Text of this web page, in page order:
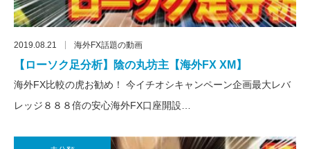
2019.08.21 海外FX話題の動画
【ローソク足分析】陰の丸坊主【海外FX XM】
海外FX比較の虎お勧め！ 今イチオシキャンペーン企画最大レバ
レッジ８８８倍の安心海外FX口座開設…